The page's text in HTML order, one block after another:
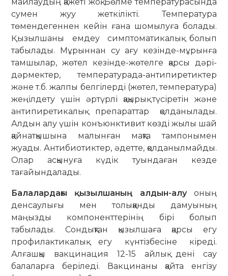
сумен жуу жеткілікті. Температура
төмендегеннен кейін ғана шомылуға болады.
Қызылшаны емдеу симптоматикалық болып
табылады. Мұрыннан су ағу кезінде-мұрынға
тамшылар, жөтел кезінде-жөтелге қарсы дәрі-
дәрмектер, температурада-антипиретиктер
және т.б. жалпы белгілерді (жөтел, температура)
жеңілдету үшін әртүрлі қақырық түсіретін және
антипиретикалық препараттар қолданылады.
Алдын алу үшін конъюнктивит көзді жылы шай
қайнатқышына малынған мақта тампонымен
жуады. Антибиотиктер, әдетте, қолданылмайды.
Олар асқынуға күдік туындаған кезде
тағайындалады.
Балалардағы қызылшаның алдын-алуоның
денсаулығы мен толыққанды дамуының
маңызды компоненттерінің бірі болып
табылады. Сондықтан қызылшаға қарсы егу
профилактикалық егу күнтізбесіне кіреді.
Алғашқы вакцинация 12-15 айлық дені сау
балаларға беріледі. Вакцинаны қайта енгізу